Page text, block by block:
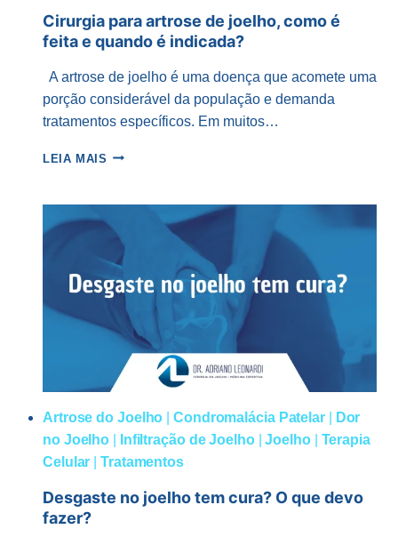
Cirurgia para artrose de joelho, como é
feita e quando é indicada?
A artrose de joelho é uma doença que acomete uma
porção considerável da população e demanda
tratamentos específicos. Em muitos…
LEIA MAIS CIRURGIA
DE
JOELHO,
COMO
É
FEITA
E
QUANDO
É
INDICADA?
Artrose do Joelho |Condromalácia Patelar|
Dor
no Joelho
Infiltração de Joelho|Joelho| Terapia
Celular |Tratamentos
Desgaste no joelho tem cura? O que devo
fazer?